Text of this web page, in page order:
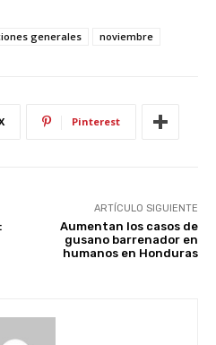
generales noviembre
Pinterest
ARTÍCULO SIGUIENTE
Aumentan los casos de
gusano barrenador en
humanos en Honduras